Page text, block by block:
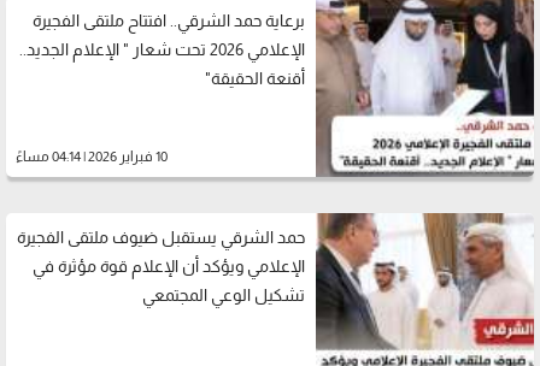
برعاية حمد الشرقي.. افتتاح ملتقى الفجيرة
الإعلامي 2026 تحت شعار " الإعلام الجديد..
أقنعة الحقيقة"
10 فبراير 2026 | 04:14 مساءً
حمد الشرقي يستقبل ضيوف ملتقى الفجيرة
الإعلامي ويؤكد أن الإعلام قوة مؤثرة في
تشكيل الوعي المجتمعي